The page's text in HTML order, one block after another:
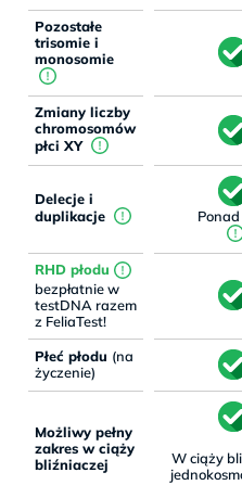
Pozostałe
trisomie i
monosomie
Zmiany liczby
chromosomów
płci XY
Delecje i
duplikacje
RHD płodu
bezpłatnie w
testDNA razem
z FeliaTest!
Płeć płodu (na
życzenie)
Możliwy pełny
zakres w ciąży
bliźniaczej
W ciąży